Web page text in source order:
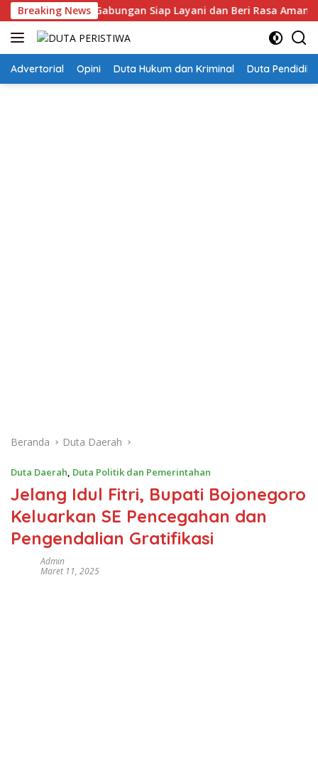
Langsung
ke
konten
Breaking News
Gabungan Siap Layani dan Beri Rasa Aman Kepada
Advertorial Opini Duta Hukum dan Kriminal Duta
Beranda Duta Daerah
Duta Daerah, Duta Politik dan Pemerintahan
Jelang Idul Fitri, Bupati Bojonegoro
Keluarkan SE Pencegahan dan
Pengendalian Gratifikasi
Admin
Maret 11, 2025